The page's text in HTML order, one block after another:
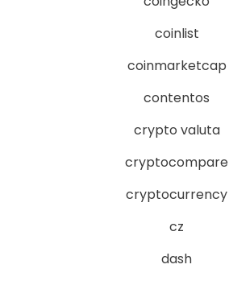
coinlist
coinmarketcap
contentos
crypto valuta
cryptocompare
cryptocurrency
cz
dash